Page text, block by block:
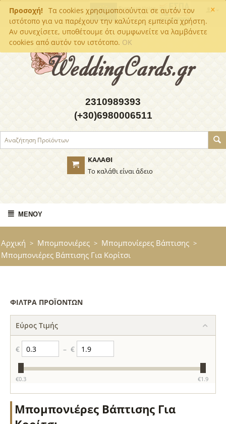
×
Προσοχή!
Τα cookies χρησιμοποιούνται σε αυτόν τον
ιστότοπο για να παρέχουν την καλύτερη εμπειρία χρήστη.
Αν συνεχίσετε, υποθέτουμε ότι συμφωνείτε να λαμβάνετε
cookies από αυτόν τον ιστότοπο. OK
2310989393
(+30)6980006511
ΚΑΛΆΘΙ
Το καλάθι είναι άδειο
ΜΕΝΟΎ
Αρχική > Μπομπονιέρες > Μπομπονίερες Βάπτισης >
Μπομπονιέρες Βάπτισης Για Κορίτσι
ΦΊΛΤΡΑ ΠΡΟΪΌΝΤΩΝ
Εύρος Τιμής
€ – €
‎€0.3 ‎€1.9
Μπομπονιέρες Βάπτισης Για